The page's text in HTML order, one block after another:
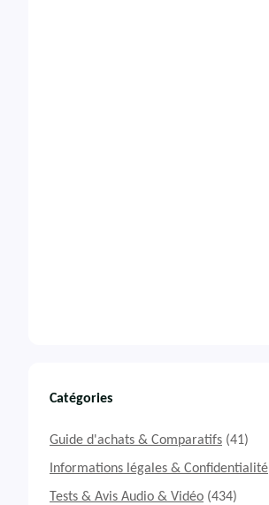
Catégories
Guide d'achats & Comparatifs (41)
Informations légales & Confidentialité
Tests & Avis Audio & Vidéo (434)